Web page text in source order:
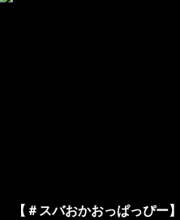
【＃スバおかおっぱっぴ